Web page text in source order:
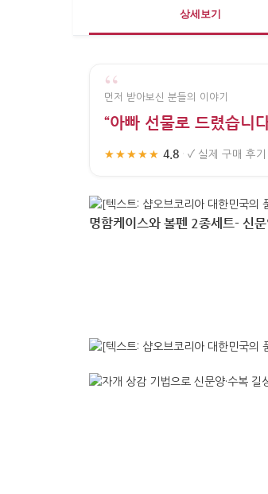
상세보기
“
먼저 받아보신 분들의 이야기
“아빠 선물로 드렸습니
★★★★★ 4.8 · ✓ 실제 구매 후기
명함케이스와 볼펜 2종세트- 신